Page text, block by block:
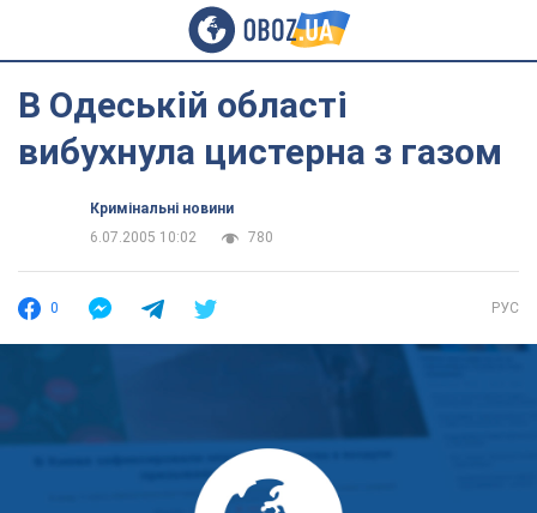
В Одеській області
вибухнула цистерна з газом
Кримінальні новини
6.07.2005 10:02
780
0 РУС